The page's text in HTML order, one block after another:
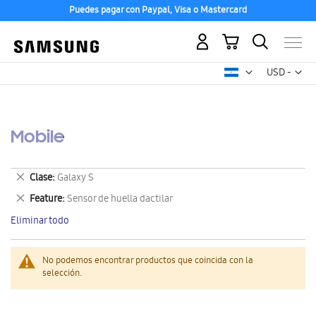
Puedes pagar con Paypal, Visa o Mastercard
USD -
dólar
Mi carrito
Mobile
No podemos encontrar productos que coincida con la
selección.
Clase Galaxy S
Eliminar
este
artículo
Feature Sensor de huella dactilar
Eliminar
este
artículo
Eliminar todo